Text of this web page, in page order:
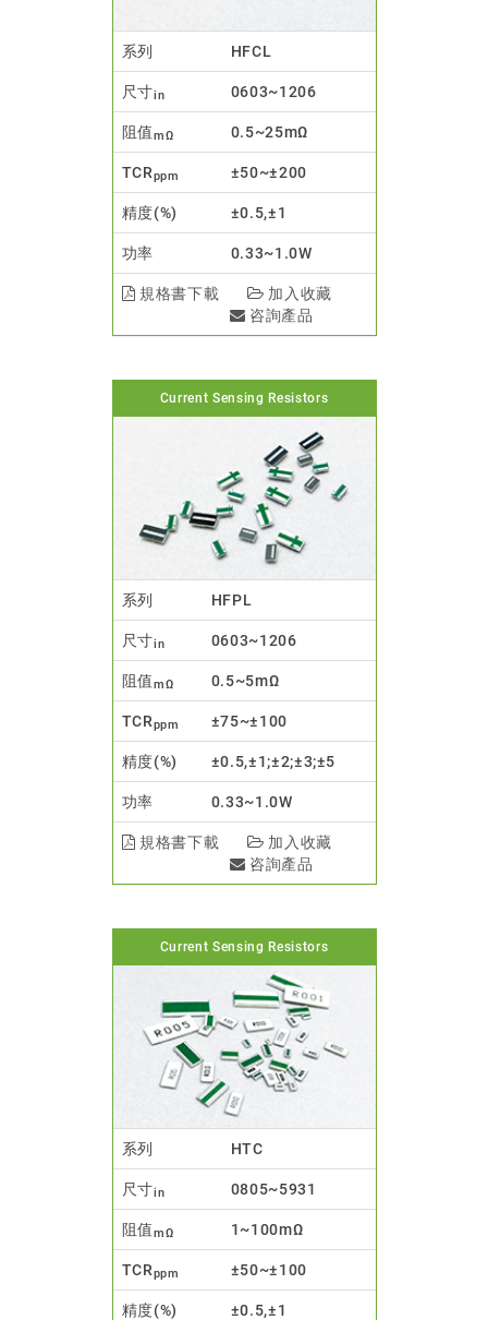
系列 HFCL
尺寸in 0603~1206
阻值mΩ 0.5~25mΩ
TCRppm ±50~±200
精度(%) ±0.5,±1
功率 0.33~1.0W
規格書下載
加入收藏
咨詢產品
Current Sensing Resistors
系列 HFPL
尺寸in 0603~1206
阻值mΩ 0.5~5mΩ
TCRppm ±75~±100
精度(%) ±0.5,±1;±2;±3;±5
功率 0.33~1.0W
規格書下載
加入收藏
咨詢產品
Current Sensing Resistors
系列 HTC
尺寸in 0805~5931
阻值mΩ 1~100mΩ
TCRppm ±50~±100
精度(%) ±0.5,±1